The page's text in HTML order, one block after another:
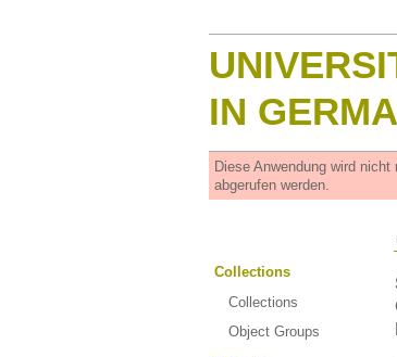
IN
Diese Anwendung wird
abgerufen werden.
Collections
Collections
Object Groups